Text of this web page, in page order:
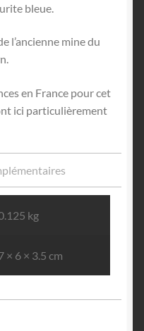
bleue.
l’ancienne mine du
en France pour cet
ici particulièrement
kg
× 6 × 3.5 cm